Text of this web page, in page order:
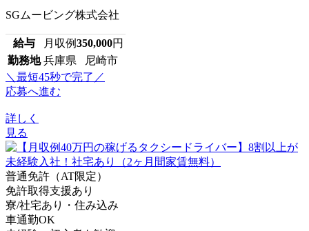
SGムービング株式会社
給与 月収例350,000円
勤務地 兵庫県 尼崎市
＼最短45秒で完了／
応募へ進む
詳しく
見る
普通免許（AT限定）
免許取得支援あり
寮/社宅あり・住み込み
車通勤OK